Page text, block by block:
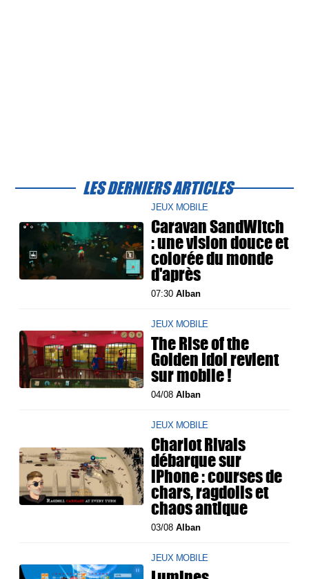
LES DERNIERS ARTICLES
JEUX MOBILE
Caravan SandWitch
: une vision douce et
colorée du monde
d'après
07:30Alban
JEUX MOBILE
The Rise of the
Golden Idol revient
sur mobile !
04/08Alban
JEUX MOBILE
Chariot Rivals
débarque sur
iPhone : courses de
chars, ragdolls et
chaos antique
03/08Alban
JEUX MOBILE